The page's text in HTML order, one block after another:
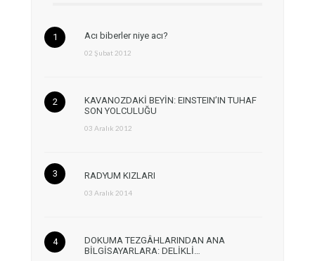
Acı biberler niye acı?
02 Şubat 2012
KAVANOZDAKİ BEYİN: EINSTEIN’IN TUHAF
SON YOLCULUĞU
03 Aralık 2012
RADYUM KIZLARI
03 Aralık 2014
DOKUMA TEZGÂHLARINDAN ANA
BİLGİSAYARLARA: DELİKLİ…